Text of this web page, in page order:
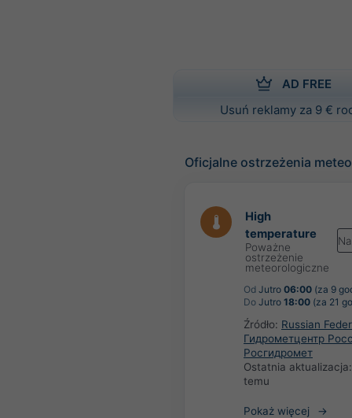
AD FREE
Usuń reklamy za 9 €
Oficjalne ostrzeżenia
High
temperature
Poważne
ostrzeżenie
meteorologiczne
Od Jutro 06:00 (za 9
Do Jutro 18:00 (za 21
Źródło: Russian
Гидрометцентр
Росгидромет
Ostatnia
temu
Pokaż więcej